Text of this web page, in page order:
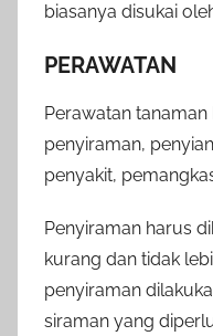
biasanya disukai
PERAWATAN
Perawatan
penyiraman,
penyakit,
Penyiraman harus
kurang dan tidak
penyiraman
siraman yang